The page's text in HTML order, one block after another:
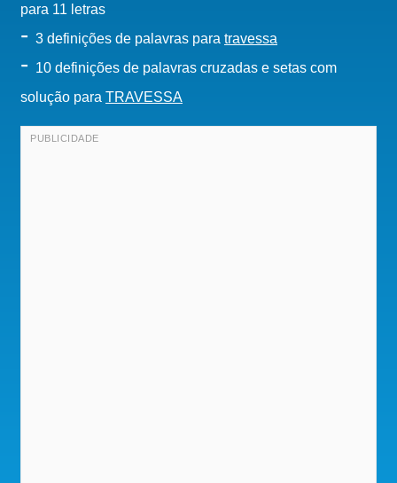
para 11 letras
- 3 definições de palavras para travessa
- 10 definições de palavras cruzadas e setas com
solução para TRAVESSA